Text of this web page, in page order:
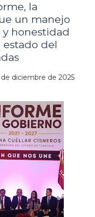
la
un manejo
honestidad
estado del
diciembre de 2025